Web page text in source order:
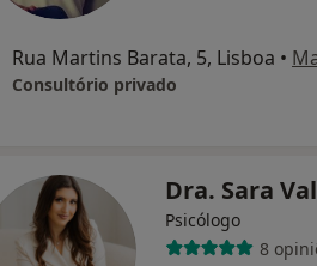
Rua Martins Barata, 5, Lisboa •
Consultório privado
Dra. Sara
Psicólogo
8